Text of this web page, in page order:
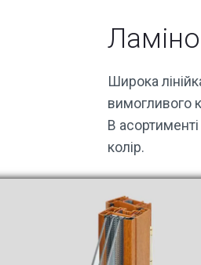
Широка
вимогливого
В
колір.